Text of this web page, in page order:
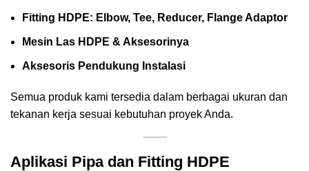
Fitting HDPE: Elbow, Tee, Reducer, Flange Adaptor
Mesin Las HDPE & Aksesorinya
Aksesoris Pendukung Instalasi
Semua produk kami tersedia dalam berbagai ukuran dan
tekanan kerja sesuai kebutuhan proyek Anda.
Aplikasi Pipa dan Fitting HDPE